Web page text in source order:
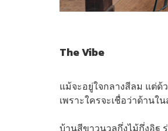
The Vibe
แม้จะอยู่ใจกลางสีลม แต่ด้
เพราะใครจะเชื่อว่าด้าน
บ้านสีขาวนวลกึ่งไม้กึ่งอิฐ